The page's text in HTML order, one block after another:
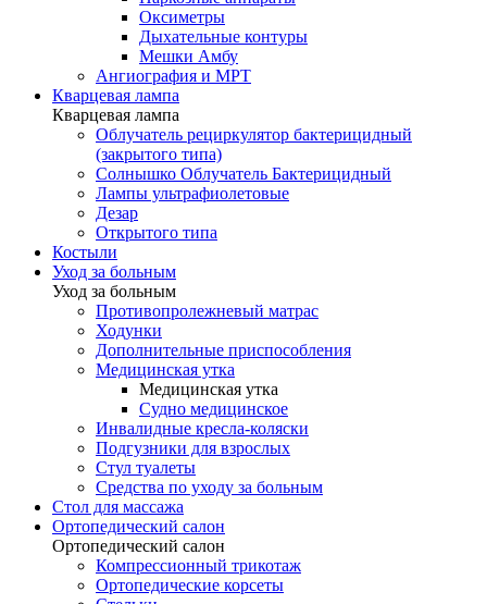
Оксиметры
Дыхательные контуры
Мешки Амбу
Ангиография и МРТ
Кварцевая лампа
Кварцевая лампа
Облучатель рециркулятор бактерицидный
(закрытого типа)
Солнышко Облучатель Бактерицидный
Лампы ультрафиолетовые
Дезар
Открытого типа
Костыли
Уход за больным
Уход за больным
Противопролежневый матрас
Ходунки
Дополнительные приспособления
Медицинская утка
Медицинская утка
Судно медицинское
Инвалидные кресла-коляски
Подгузники для взрослых
Стул туалеты
Средства по уходу за больным
Cтол для массажа
Ортопедический салон
Ортопедический салон
Компрессионный трикотаж
Ортопедические корсеты